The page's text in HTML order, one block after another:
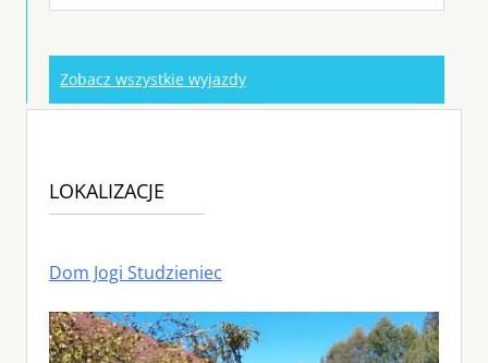
Zobacz wszystkie wyjazdy
LOKALIZACJE
Dom Jogi Studzieniec